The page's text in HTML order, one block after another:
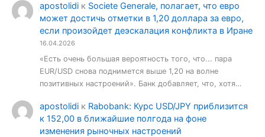
apostolidi к Societe Generale, полагает, что евро
может достичь отметки в 1,20 доллара за евро,
если произойдет деэскалация конфликта в Иране
16.04.2026
«Есть очень большая вероятность того, что... пара
EUR/USD снова поднимется выше 1,20 на волне
позитивных настроений». Банк добавляет, что, хотя…
apostolidi к Rabobank: Курс USD/JPY приблизится
к 152,00 в ближайшие полгода на фоне
изменения рыночных настроений